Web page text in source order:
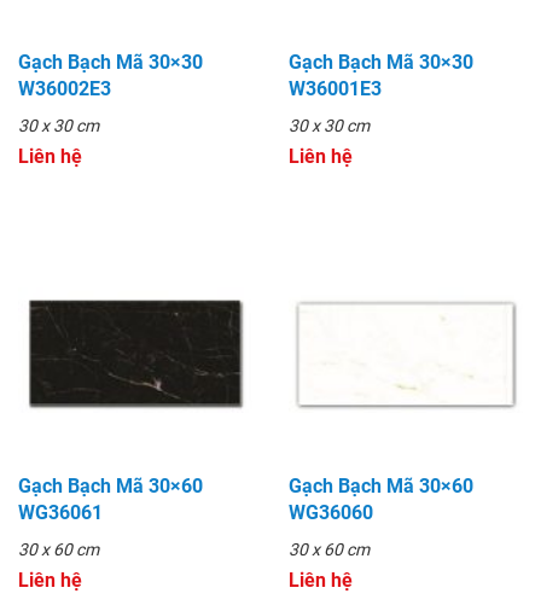
Gạch Bạch Mã 30×30
W36002E3
30 x 30 cm
Liên hệ
Gạch Bạch Mã 30×30
W36001E3
30 x 30 cm
Liên hệ
Gạch Bạch Mã 30×60
WG36061
30 x 60 cm
Liên hệ
Gạch Bạch Mã 30×60
WG36060
30 x 60 cm
Liên hệ